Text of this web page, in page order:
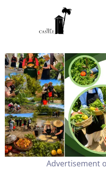
Advertisement